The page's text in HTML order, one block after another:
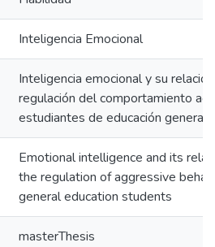
Inteligencia Emocional
Inteligencia emocional y su
regulación del comportamiento
estudiantes de educación general
Emotional intelligence and its
the regulation of aggressive
general education students
masterThesis